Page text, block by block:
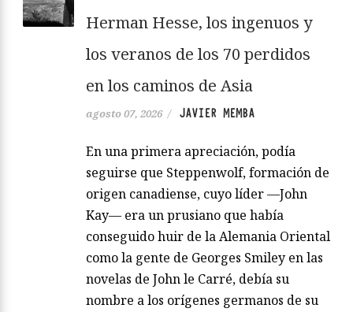
Herman Hesse, los ingenuos y
los veranos de los 70 perdidos
en los caminos de Asia
agosto 07, 2026 / JAVIER MEMBA
En una primera apreciación, podía
seguirse que Steppenwolf, formación de
origen canadiense, cuyo líder —John
Kay— era un prusiano que había
conseguido huir de la Alemania Oriental
como la gente de Georges Smiley en las
novelas de John le Carré, debía su
nombre a los orígenes germanos de su